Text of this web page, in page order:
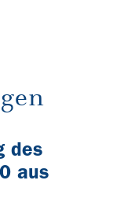
des
aus